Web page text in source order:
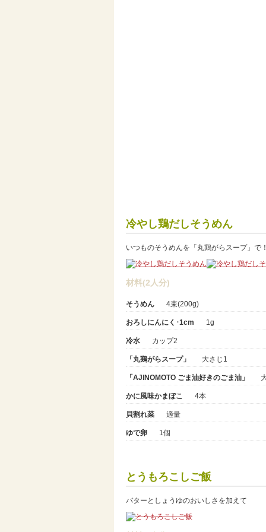
冷やし鶏だしそうめん
いつものそうめんを「丸鶏がらスープ」で
材料(2人分)
そうめん 4束(200g)
おろしにんにく･1cm 1g
冷水 カップ2
「丸鶏がらスープ」 大さじ1
「AJINOMOTO ごま油好きのごま油」
かに風味かまぼこ 4本
貝割れ菜 適量
ゆで卵 1個
とうもろこしご飯
バターとしょうゆのおいしさを加えて